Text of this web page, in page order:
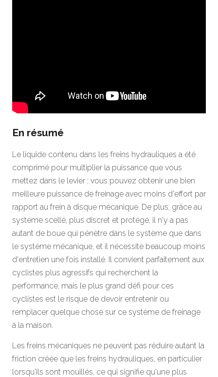
En résumé
Le liquide contenu dans les freins hydrauliques a été
comprimé pour multiplier la puissance que vous
mettez dans le levier ; vous pouvez obtenir une bien
meilleure puissance de freinage avec moins d'effort par
rapport au frein à disque mécanique. De plus, grâce au
système scellé, plus discret et protégé, il n'y a pas
autant de boue qui pénètre dans le système que dans
le système mécanique, et il nécessite beaucoup moins
d'entretien une fois installé. Il convient parfaitement aux
cyclistes plus agressifs qui recherchent la
performance, mais le plus grand défi pour ces
cyclistes est le risque de devoir entretenir ou
remplacer quelque chose sur ce système de freinage
à la maison.
Les freins mécaniques ne peuvent pas réduire autant la
friction créée que les freins hydrauliques, en particulier
lorsqu'ils sont mouillés, ce qui signifie qu'une plus